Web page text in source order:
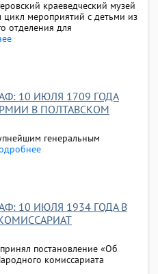
краеведческий музей
мероприятий с детьми из
отделения для
10 ИЮЛЯ 1709 ГОДА
В ПОЛТАВСКОМ
генеральным
10 ИЮЛЯ 1934 ГОДА В
постановление «Об
комиссариата